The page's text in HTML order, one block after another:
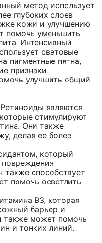
метод использует
глубоких слоев
кожи и улучшению
помочь уменьшить
Интенсивный
световые
пигментные пятна,
признаки
улучшить общий
являются
стимулируют
Они также
делая ее более
который
способствует
помочь осветлить
B3, которая
барьер и
также может помочь
и тонких линий.